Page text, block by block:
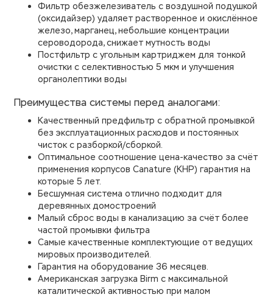
Фильтр обезжелезиватель с воздушной подушкой
(оксидайзер) удаляет растворенное и окислённое
железо, марганец, небольшие концентрации
сероводорода, снижает мутность воды
Постфильтр с угольным картриджем для тонкой
очистки с селективностью 5 мкм и улучшения
органолептики воды
Преимущества системы перед аналогами:
Качественный предфильтр с обратной промывкой
без эксплуатационных расходов и постоянных
чисток с разборкой/сборкой.
Оптимальное соотношение цена-качество за счёт
применения корпусов Canature (КНР) гарантия на
которые 5 лет.
Бесшумная система отлично подходит для
деревянных домостроений
Малый сброс воды в канализацию за счёт более
частой промывки фильтра
Самые качественные комплектующие от ведущих
мировых производителей.
Гарантия на оборудование 36 месяцев.
Американская загрузка Birm с максимальной
каталитической активностью при малом